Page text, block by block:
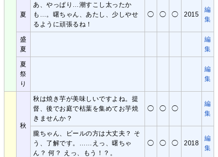
夏
あ、やっぱり…潮すこし太ったか
も…。曙ちゃん、あたし、少しやせ
るように頑張るね！
◯ ◯ ◯ 2015
編
集
盛
夏
編
集
夏
祭
り
編
集
秋
秋は焼き芋が美味しいですよね。提
督、後でお庭で枯葉を集めてお芋焼
きませんか？
◯ ◯ ◯
編
集
朧ちゃん、ビールの方は大丈夫？ そ
う、了解です。……えっ、曙ちゃ
ん？ 何？ えっ、もう！？。
◯ ◯ ◯ 2018
編
集